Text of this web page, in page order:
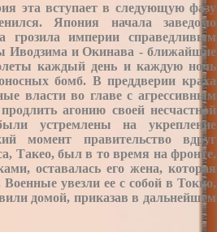
эта вступает в следующую фазу
Япония начала заведомо
империи справедливым
Иводзима и Окинава - ближайшие
каждый день и каждую ночь
бомб. В преддверии краха
власти во главе с агрессивным
агонию своей несчастной
устремлены на укрепление
момент правительство вдруг
Такео, был в то время на фронте,
оставалась его жена, которая
увезли ее с собой в Токио,
домой, приказав в дальнейшем